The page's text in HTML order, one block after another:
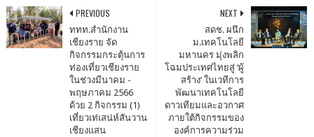
NEXT
สดช. ผนึก
ม.เทคโนโลยี
มหานคร มุ่งพลิก
โฉมประเทศไทยสู่ ‘ผู้
สร้าง’ ในเวทีการ
พัฒนาเทคโนโลยี
ดาวเทียมและอวกาศ
ภายใต้กิจกรรมของ
องค์การความร่วม
PREVIOUS
ททท.สำนักงาน
เชียงราย จัด
กิจกรรมกระตุ้นการ
ท่องเที่ยวเชียงราย
ในช่วงมีนาคม -
พฤษภาคม 2566
ด้วย 2 กิจกรรม (1)
เที่ยวเท่เสน่ห์สันวาน
เชียงแสน